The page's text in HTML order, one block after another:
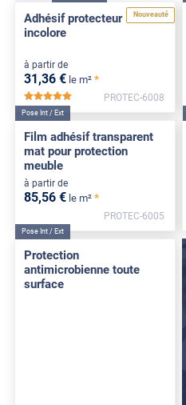
Nouveauté
Adhésif protecteur
incolore
à partir de
31 ,36 € le m² *
PROTEC-6008
Pose Int / Ext
Film adhésif transparent
mat pour protection
meuble
à partir de
85,56 € le m² *
PROTEC-6005
Pose Int / Ext
Protection
antimicrobienne toute
surface